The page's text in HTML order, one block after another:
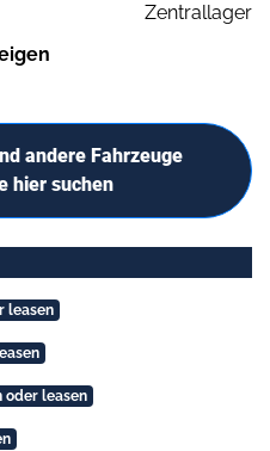
Zentrallager
andere Fahrzeuge
hier suchen
leasen
oder leasen